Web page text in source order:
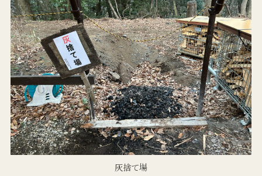
灰捨て場